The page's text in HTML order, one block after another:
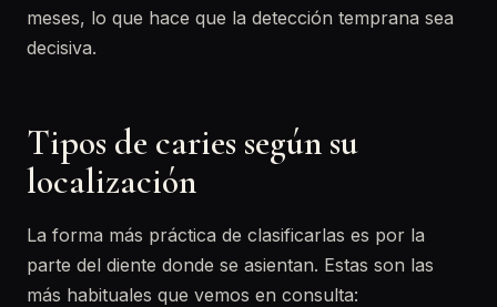
meses, lo que hace que la detección temprana sea
decisiva.
Tipos de caries según su
localización
La forma más práctica de clasificarlas es por la
parte del diente donde se asientan. Estas son las
más habituales que vemos en consulta: